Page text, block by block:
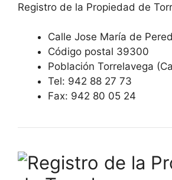
Registro de la Propiedad de
Calle Jose María de
Código postal 39300
Población Torrelavega
Tel: 942 88 27 73
Fax: 942 80 05 24